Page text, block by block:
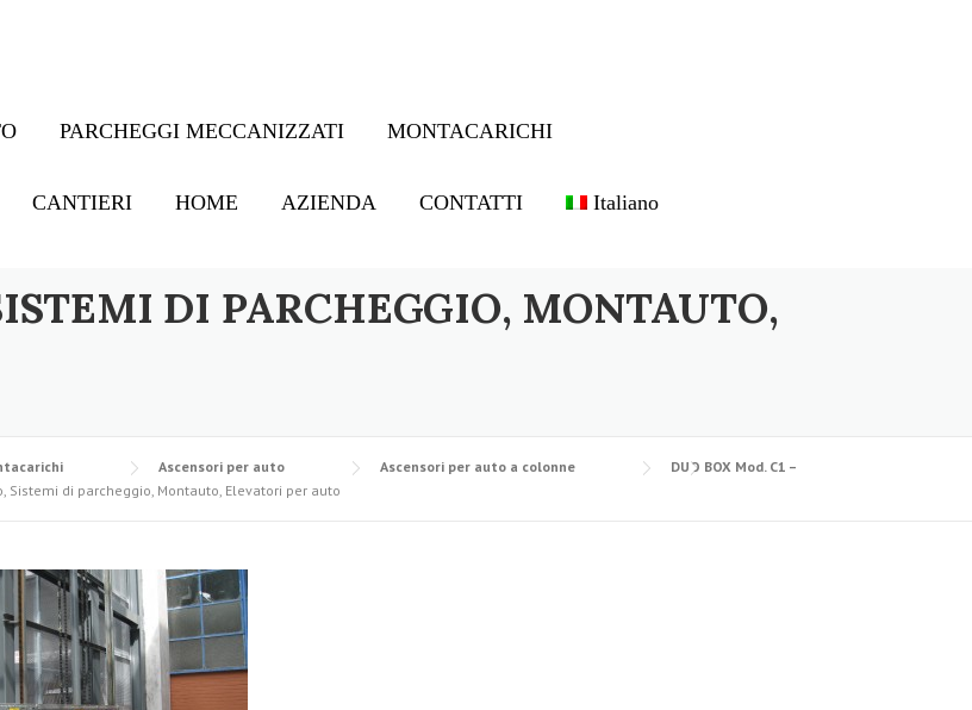
PARCHEGGI MECCANIZZATI MONTACARICHI
CANTIERI HOME AZIENDA CONTATTI Italiano
DI PARCHEGGIO, MONTAUTO,
Ascensori per auto Ascensori per auto a colonne
DUO BOX Mod. C1 –
Sistemi di parcheggio, Montauto, Elevatori per auto